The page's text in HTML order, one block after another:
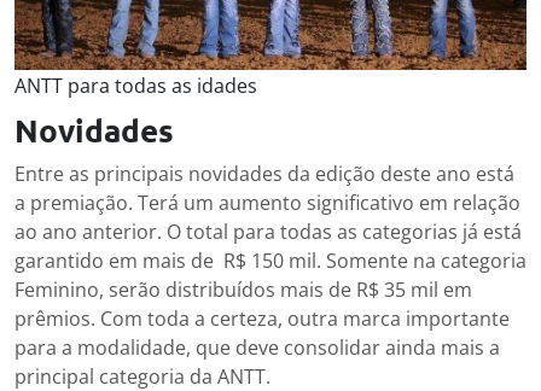
ANTT para todas as idades
Novidades
Entre as principais novidades da edição deste ano está
a premiação. Terá um aumento significativo em relação
ao ano anterior. O total para todas as categorias já está
garantido em mais de R$ 150 mil. Somente na categoria
Feminino, serão distribuídos mais de R$ 35 mil em
prêmios. Com toda a certeza, outra marca importante
para a modalidade, que deve consolidar ainda mais a
principal categoria da ANTT.